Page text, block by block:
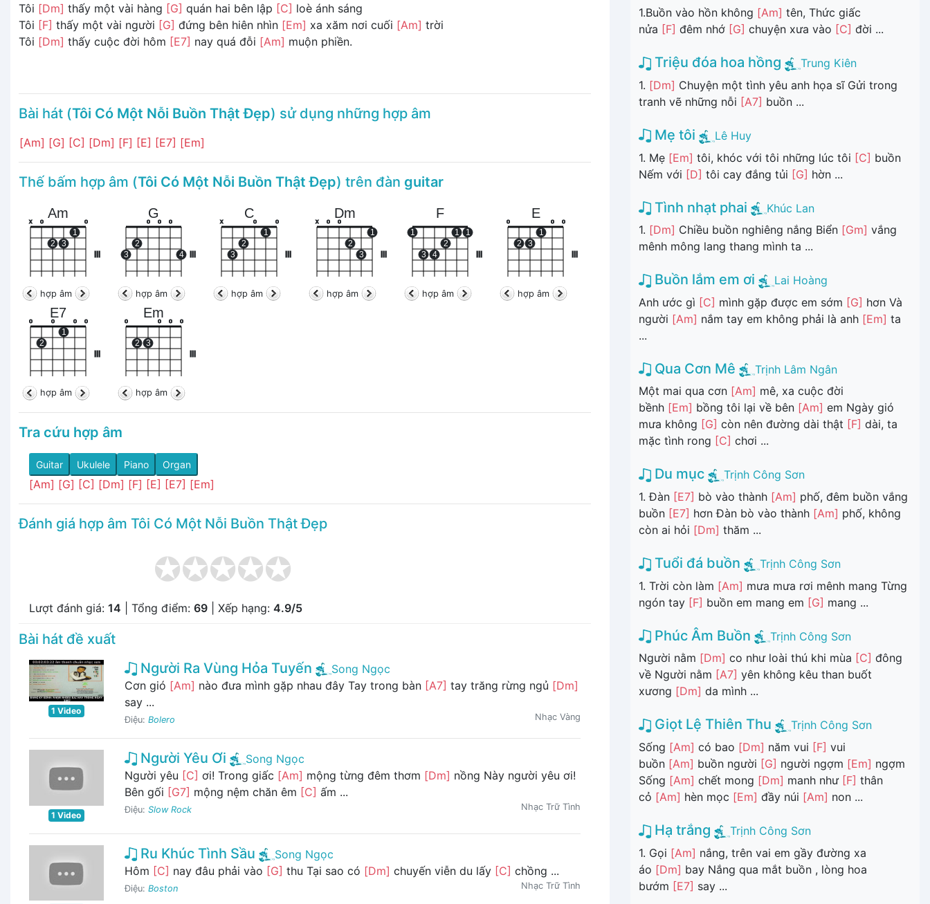
Tôi [Dm] thấy một vài hàng [G] quán hai bên lập [C] loè ánh sáng
Tôi [F] thấy một vài người [G] đứng bên hiên nhìn [Em] xa xăm nơi cuối [Am] trời
Tôi [Dm] thấy cuộc đời hôm [E7] nay quá đỗi [Am] muộn phiền.
Bài hát (Tôi Có Một Nỗi Buồn Thật Đẹp) sử dụng những hợp âm
[Am] [G] [C] [Dm] [F] [E] [E7] [Em]
Thế bấm hợp âm (Tôi Có Một Nỗi Buồn Thật Đẹp) trên đàn guitar
Am
x o
2 3
1
o
hợp âm
G
3
2
o o o
4
hợp âm
C
x
3
2
o
1
o
hợp âm
Dm
x o o
2
3
1
hợp âm
F
1
3 4
2
1 1
hợp âm
E
o
2 3
1
o o
hợp âm
E7
o
2
o
1
o o
hợp âm
Em
o
2 3
o o o
hợp âm
Tra cứu hợp âm
Guitar Ukulele Piano Organ
[Am] [G] [C] [Dm] [F] [E] [E7] [Em]
Đánh giá hợp âm Tôi Có Một Nỗi Buồn Thật Đẹp
Lượt đánh giá: 14 | Tổng điểm: 69 | Xếp hạng: 4.9/5
Bài hát đề xuất
1 Video
Người Ra Vùng Hỏa Tuyến
Song Ngọc
Cơn gió [Am] nào đưa mình gặp nhau đây Tay trong bàn [A7] tay trăng rừng ngủ [Dm]
say ...
Điệu: Bolero Nhạc Vàng
1 Video
Người Yêu Ơi
Song Ngọc
Người yêu [C] ơi! Trong giấc [Am] mộng từng đêm thơm [Dm] nồng Này người yêu ơi!
Bên gối [G7] mộng nệm chăn êm [C] ấm ...
Điệu: Slow Rock Nhạc Trữ Tình
Ru Khúc Tình Sầu
Song Ngọc
Hôm [C] nay đâu phải vào [G] thu Tại sao có [Dm] chuyến viễn du lấy [C] chồng ...
Điệu: Boston Nhạc Trữ Tình
1.Buồn vào hồn không [Am] tên, Thức giấc
nửa [F] đêm nhớ [G] chuyện xưa vào [C] đời ...
Triệu đóa hoa hồng
Trung Kiên
1. [Dm] Chuyện một tình yêu anh họa sĩ Gửi trong
tranh vẽ những nỗi [A7] buồn ...
Mẹ tôi
Lê Huy
1. Mẹ [Em] tôi, khóc với tôi những lúc tôi [C] buồn
Nếm với [D] tôi cay đắng tủi [G] hờn ...
Tình nhạt phai
Khúc Lan
1. [Dm] Chiều buồn nghiêng nắng Biển [Gm] vắng
mênh mông lang thang mình ta ...
Buồn lắm em ơi
Lai Hoàng
Anh ước gì [C] mình gặp được em sớm [G] hơn Và
người [Am] nắm tay em không phải là anh [Em] ta
...
Qua Cơn Mê
Trịnh Lâm Ngân
Một mai qua cơn [Am] mê, xa cuộc đời
bềnh [Em] bồng tôi lại về bên [Am] em Ngày gió
mưa không [G] còn nên đường dài thật [F] dài, ta
mặc tình rong [C] chơi ...
Du mục
Trịnh Công Sơn
1. Đàn [E7] bò vào thành [Am] phố, đêm buồn vắng
buồn [E7] hơn Đàn bò vào thành [Am] phố, không
còn ai hỏi [Dm] thăm ...
Tuổi đá buồn
Trịnh Công Sơn
1. Trời còn làm [Am] mưa mưa rơi mênh mang Từng
ngón tay [F] buồn em mang em [G] mang ...
Phúc Âm Buồn
Trịnh Công Sơn
Người nằm [Dm] co như loài thú khi mùa [C] đông
về Người nằm [A7] yên không kêu than buốt
xương [Dm] da mình ...
Giọt Lệ Thiên Thu
Trịnh Công Sơn
Sống [Am] có bao [Dm] năm vui [F] vui
buồn [Am] buồn người [G] người ngợm [Em] ngợm
Sống [Am] chết mong [Dm] manh như [F] thân
cỏ [Am] hèn mọc [Em] đầy núi [Am] non ...
Hạ trắng
Trịnh Công Sơn
1. Gọi [Am] nắng, trên vai em gầy đường xa
áo [Dm] bay Nắng qua mắt buồn , lòng hoa
bướm [E7] say ...